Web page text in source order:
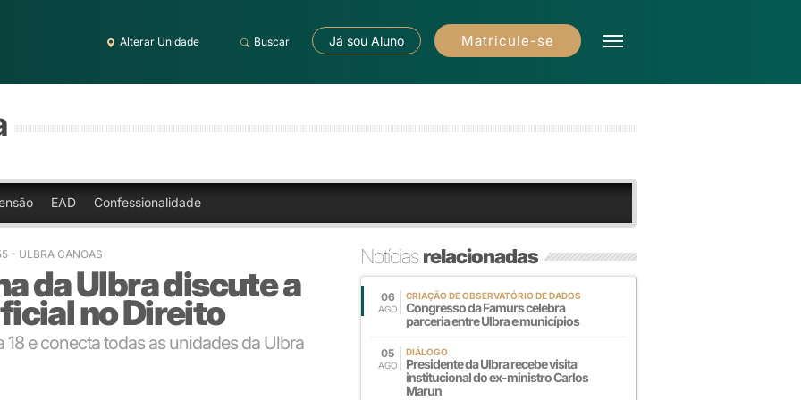
Alterar Unidade Buscar Já sou Aluno Matricule-se
EAD Confessionalidade
- ULBRA CANOAS
da Ulbra discute a
no Direito
e conecta todas as unidades da Ulbra
Notíciasrelacionadas
06
AGO
CRIAÇÃO DE OBSERVATÓRIO DE DADOS
Congresso da Famurs celebra
parceria entre Ulbra e municípios
05
AGO
DIÁLOGO
Presidente da Ulbra recebe visita
institucional do ex-ministro Carlos
Marun